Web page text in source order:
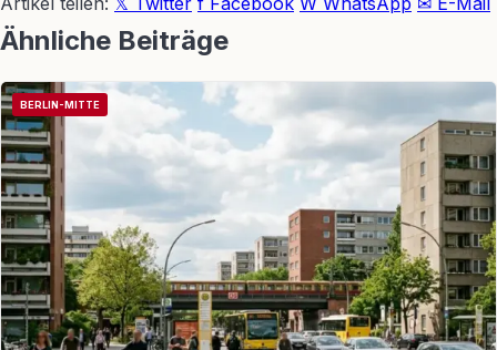
Ähnliche Beiträge
BERLIN-MITTE